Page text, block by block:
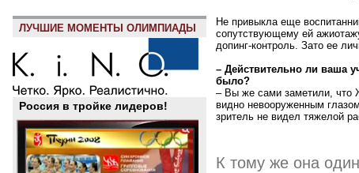
ЛУЧШИЕ МОМЕНТЫ ОЛИМПИАДЫ
Россия в тройке лидеров!
Не привыкла еще
сопутствующему ей
допинг-контроль. Зато ее
– Действительно ли ваша
было?
– Вы же сами заметили, что
видно невооруженным
зритель не видел тяжелой
К тому же она